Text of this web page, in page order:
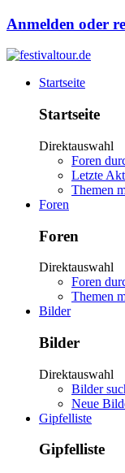
Anmelden oder
Startseite
Startseite
Direktauswahl
Foren
Letzte
Themen
Foren
Foren
Direktauswahl
Foren
Themen
Bilder
Bilder
Direktauswahl
Bilder
Neue
Gipfelliste
Gipfelliste